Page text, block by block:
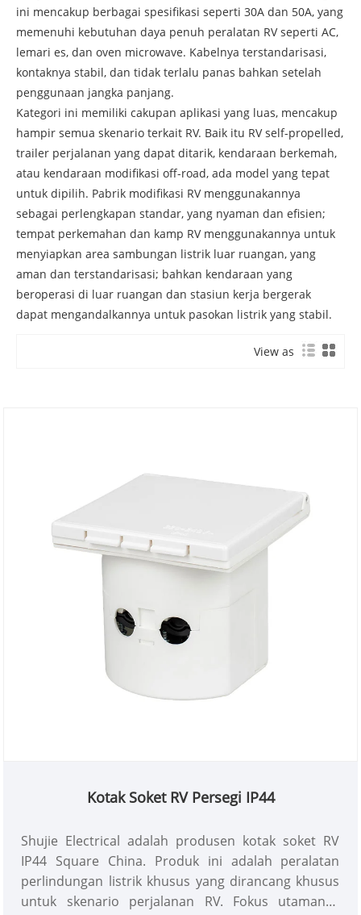
ini mencakup berbagai spesifikasi seperti 30A dan 50A, yang
memenuhi kebutuhan daya penuh peralatan RV seperti AC,
lemari es, dan oven microwave. Kabelnya terstandarisasi,
kontaknya stabil, dan tidak terlalu panas bahkan setelah
penggunaan jangka panjang.
Kategori ini memiliki cakupan aplikasi yang luas, mencakup
hampir semua skenario terkait RV. Baik itu RV self-propelled,
trailer perjalanan yang dapat ditarik, kendaraan berkemah,
atau kendaraan modifikasi off-road, ada model yang tepat
untuk dipilih. Pabrik modifikasi RV menggunakannya
sebagai perlengkapan standar, yang nyaman dan efisien;
tempat perkemahan dan kamp RV menggunakannya untuk
menyiapkan area sambungan listrik luar ruangan, yang
aman dan terstandarisasi; bahkan kendaraan yang
beroperasi di luar ruangan dan stasiun kerja bergerak
dapat mengandalkannya untuk pasokan listrik yang stabil.
View as
Kotak Soket RV Persegi IP44
Shujie Electrical adalah produsen kotak soket RV
IP44 Square China. Produk ini adalah peralatan
perlindungan listrik khusus yang dirancang khusus
untuk skenario perjalanan RV. Fokus utamanya